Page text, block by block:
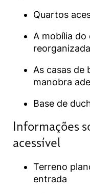
Quartos
A mobília
As casas de
manobra
Base de
Informações
acessível​
Terreno
entrada